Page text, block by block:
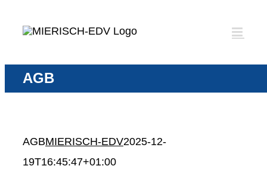
Inhalt
AGB
AGBMIERISCH-EDV2025-12-
19T16:45:47+01:00